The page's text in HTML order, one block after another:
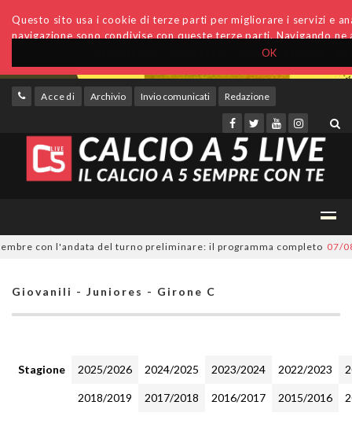
OK
Questo sito usa i cookie di terze parti per migliorare i servizi e
navigazione sono condivise con queste terze parti. Navigando
Accedi Archivio Invio comunicati Redazione
con l'andata del turno preliminare: il programma completo 07/08/
Giovanili - Juniores - Girone C
Stagione 2025/2026 2024/2025 2023/2024 2022/2023
2018/2019 2017/2018 2016/2017 2015/2016